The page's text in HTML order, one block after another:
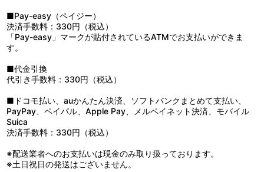
■Pay-easy（ペイジー）
決済手数料：330円（税込）
「Pay-easy」マークが貼付されているATMでお支払いができま
す。
■代金引換
代引き手数料：330円（税込）
■ドコモ払い、auかんたん決済、ソフトバンクまとめて支払い、
PayPay、ペイパル、Apple Pay、メルペイネット決済、モバイル
Suica
決済手数料：330円（税込）
※配送業者へのお支払いは現金のみ取り扱っております。
※土日祝日の発送はございません。